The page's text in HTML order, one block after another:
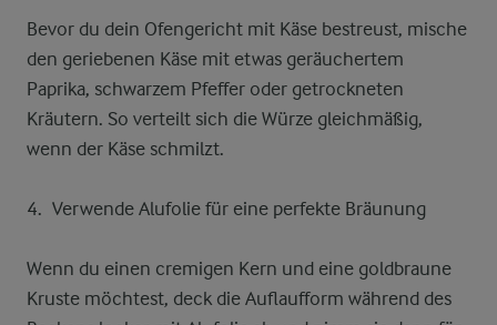
Bevor du dein Ofengericht mit Käse bestreust, mische
den geriebenen Käse mit etwas geräuchertem
Paprika, schwarzem Pfeffer oder getrockneten
Kräutern. So verteilt sich die Würze gleichmäßig,
wenn der Käse schmilzt.
Verwende Alufolie für eine perfekte Bräunung
Wenn du einen cremigen Kern und eine goldbraune
Kruste möchtest, deck die Auflaufform während des